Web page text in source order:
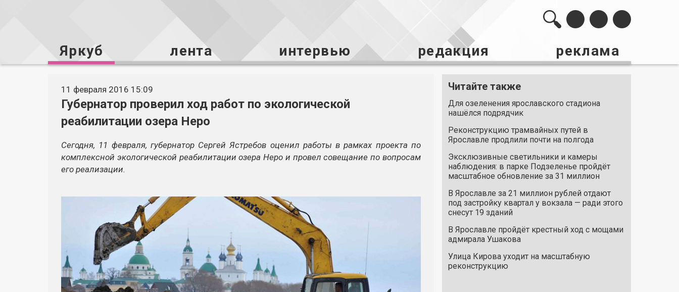
Яркуб лента интервью редакция реклама
11 февраля 2016 15:09
Губернатор проверил ход работ по экологической
реабилитации озера Неро
Сегодня, 11 февраля, губернатор Сергей Ястребов оценил работы в рамках проекта по
комплексной экологической реабилитации озера Неро и провел совещание по вопросам
его реализации.
Читайте также
Для озеленения ярославского стадиона
нашёлся подрядчик
Реконструкцию трамвайных путей в
Ярославле продлили почти на полгода
Эксклюзивные светильники и камеры
наблюдения: в парке Подзеленье пройдёт
масштабное обновление за 31 миллион
В Ярославле за 21 миллион рублей отдают
под застройку квартал у вокзала — ради этого
снесут 19 зданий
В Ярославле пройдёт крестный ход с мощами
адмирала Ушакова
Улица Кирова уходит на масштабную
реконструкцию